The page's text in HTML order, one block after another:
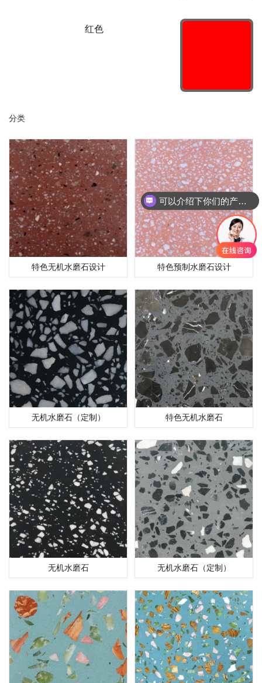
红色
分类
特色无机水磨石设计 特色预制水磨石设计
无机水磨石（定制） 特色无机水磨石
无机水磨石 无机水磨石（定制）
可以介绍下你们的产品么？